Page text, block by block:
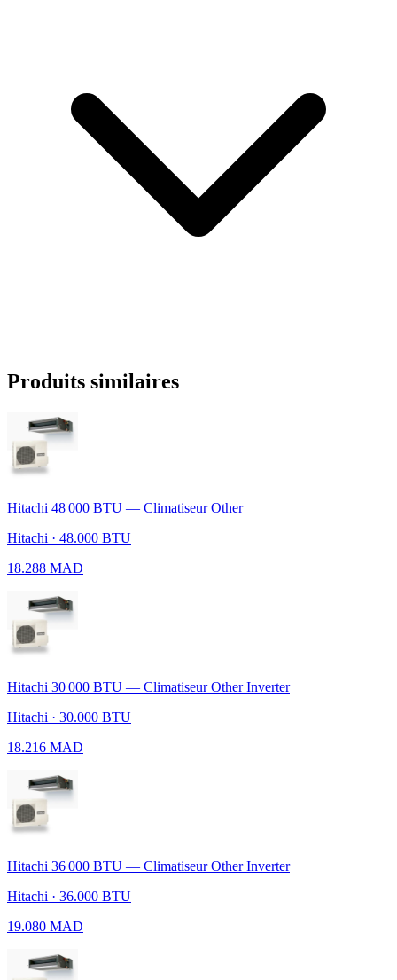
Produits similaires
Hitachi 48 000 BTU — Climatiseur Other
Hitachi · 48.000 BTU
18.288 MAD
Hitachi 30 000 BTU — Climatiseur Other Inverter
Hitachi · 30.000 BTU
18.216 MAD
Hitachi 36 000 BTU — Climatiseur Other Inverter
Hitachi · 36.000 BTU
19.080 MAD